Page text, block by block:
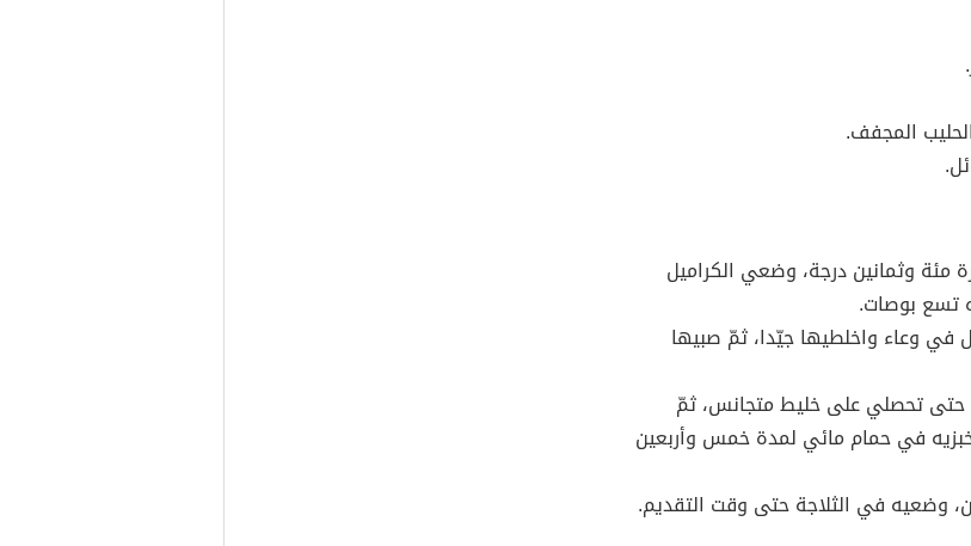
المجفف.
مئة وثمانين درجة، وضعي الكراميل
تسع بوصات.
في وعاء واخلطيها جيّدا، ثمّ صبيها
حتى تحصلي على خليط متجانس، ثمّ
في حمام مائي لمدة خمس وأربعين
وضعيه في الثلاجة حتى وقت التقديم.